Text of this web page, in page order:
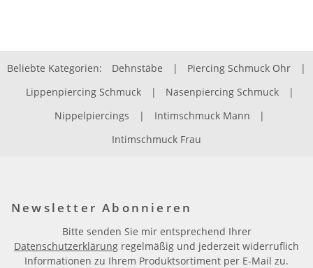
Beliebte Kategorien: Dehnstäbe | Piercing Schmuck Ohr
|
Lippenpiercing Schmuck
| Nasenpiercing Schmuck
|
Nippelpiercings
| Intimschmuck Mann
|
Intimschmuck Frau
Newsletter Abonnieren
Bitte senden Sie mir entsprechend Ihrer
Datenschutzerklärung regelmäßig und jederzeit widerruflich
Informationen zu Ihrem Produktsortiment per E-Mail zu.